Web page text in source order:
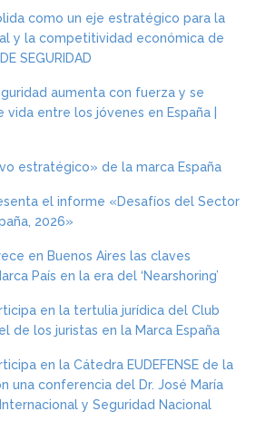
como un eje estratégico para la
y la competitividad económica de
SEGURIDAD
aumenta con fuerza y se
entre los jóvenes en España |
estratégico» de la marca España
el informe «Desafíos del Sector
2026»
en Buenos Aires las claves
País en la era del ‘Nearshoring’
en la tertulia jurídica del Club
de los juristas en la Marca España
en la Cátedra EUDEFENSE de la
una conferencia del Dr. José María
y Seguridad Nacional